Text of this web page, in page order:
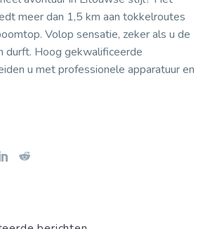
meer dan 1,5 km aan tokkelroutes
Volop sensatie, zeker als u de
durft. Hoog gekwalificeerde
u met professionele apparatuur en